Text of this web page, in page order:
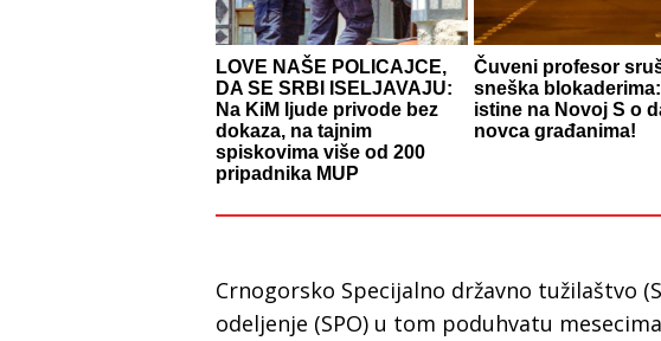
LOVE NAŠE POLICAJCE,
DA SE SRBI ISELJAVAJU:
Na KiM ljude privode bez
dokaza, na tajnim
spiskovima više od 200
pripadnika MUP
Čuveni profesor
sneška
istine na Novoj S o
novca građanima!
Crnogorsko Specijalno državno tužilaštvo
odeljenje (SPO) u tom poduhvatu